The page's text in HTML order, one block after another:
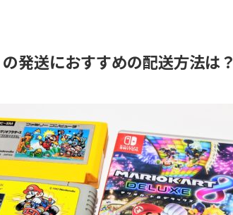
発送におすすめの配送方法は？